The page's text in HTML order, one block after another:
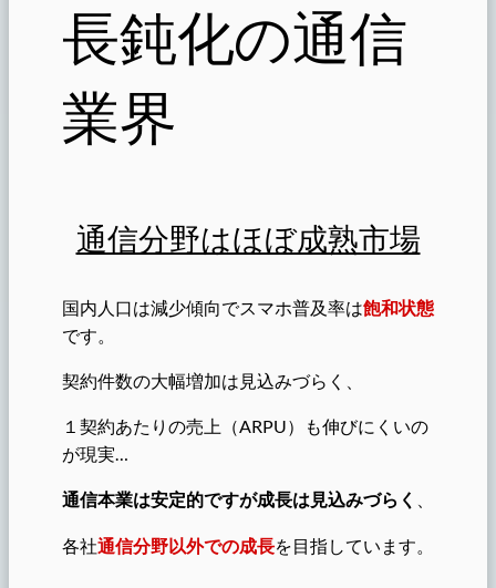
長鈍化の通信
業界
通信分野はほぼ成熟市場
国内人口は減少傾向でスマホ普及率は飽和状態
です。
契約件数の大幅増加は見込みづらく、
１契約あたりの売上（ARPU）も伸びにくいの
が現実…
通信本業は安定的ですが成長は見込みづらく
各社通信分野以外での成長を目指しています。